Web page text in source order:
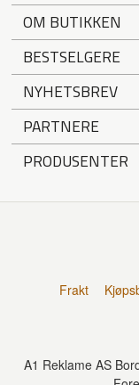
OM BUTIKKEN
BESTSELGERE
NYHETSBREV
PARTNERE
PRODUSENTER
Frakt
A1 Reklame AS